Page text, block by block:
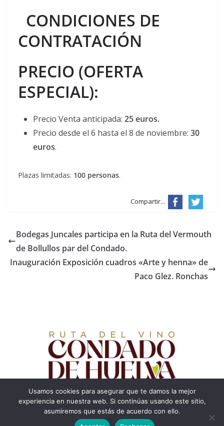
CONDICIONES DE
CONTRATACIÓN
PRECIO (OFERTA
ESPECIAL):
Precio Venta anticipada: 25 euros.
Precio desde el 6 hasta el 8 de noviembre: 30
euros.
Plazas limitadas: 100 personas.
Compartir...
Bodegas Juncales participa en la Ruta del Vermouth
de Bollullos par del Condado.
Inauguración Exposición cuadros «Arte y henna» de
Paco Glez. Ronchas
Usamos cookies para asegurar que te damos la mejor
experiencia en nuestra web. Si continúas usando este sitio,
asumiremos que estás de acuerdo con ello.